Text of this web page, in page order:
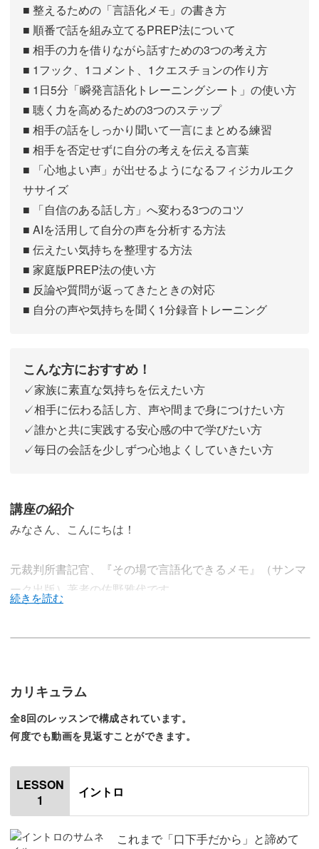
■ 整えるための「言語化メモ」の書き方
■ 順番で話を組み立てるPREP法について
■ 相手の力を借りながら話すための3つの考え方
■ 1フック、1コメント、1クエスチョンの作り方
■ 1日5分「瞬発言語化トレーニングシート」の使い方
■ 聴く力を高めるための3つのステップ
■ 相手の話をしっかり聞いて一言にまとめる練習
■ 相手を否定せずに自分の考えを伝える言葉
■ 「心地よい声」が出せるようになるフィジカルエク
ササイズ
■ 「自信のある話し方」へ変わる3つのコツ
■ AIを活用して自分の声を分析する方法
■ 伝えたい気持ちを整理する方法
■ 家庭版PREP法の使い方
■ 反論や質問が返ってきたときの対応
■ 自分の声や気持ちを聞く1分録音トレーニング
こんな方におすすめ！
✓家族に素直な気持ちを伝えたい方
✓相手に伝わる話し方、声や間まで身につけたい方
✓誰かと共に実践する安心感の中で学びたい方
✓毎日の会話を少しずつ心地よくしていきたい方
講座の紹介
みなさん、こんにちは！
元裁判所書記官、『その場で言語化できるメモ』（サンマ
ーク出版）著者の佐野雅代です。
「咄嗟に言葉が出なくて後悔する」
そんな経験はありませんか？
この講座では、いざという時に言葉が自然と出てくる「瞬
発言語化の回路」を育てていきます。
カリキュラム
全8回のレッスンで構成されています。
何度でも動画を見返すことができます。
LESSON
1
イントロ
これまで「口下手だから」と諦めて